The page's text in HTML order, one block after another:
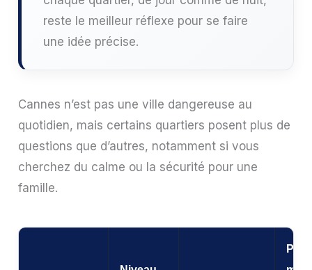
reste le meilleur réflexe pour se faire
une idée précise.
Cannes n’est pas une ville dangereuse au
quotidien, mais certains quartiers posent plus de
questions que d’autres, notamment si vous
cherchez du calme ou la sécurité pour une
famille.
Prix